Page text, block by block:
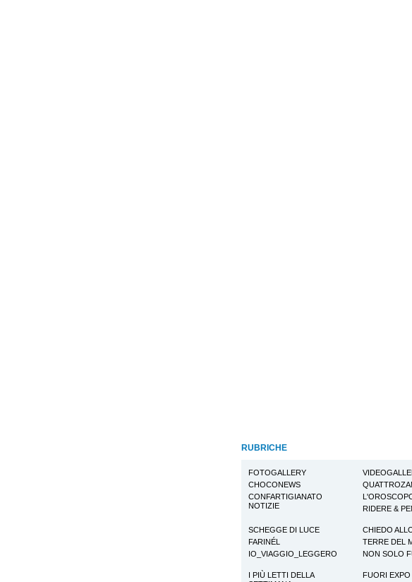
RUBRICHE
FOTOGALLERY
CHOCONEWS
CONFARTIGIANATO
NOTIZIE
RIDERE &
SCHEGGE DI LUCE
CHIEDO
FARINÉL
TERRE DEL
IO_VIAGGIO_LEGGERO
NON SOLO
I PIÙ LETTI DELLA
FUORI EXPO